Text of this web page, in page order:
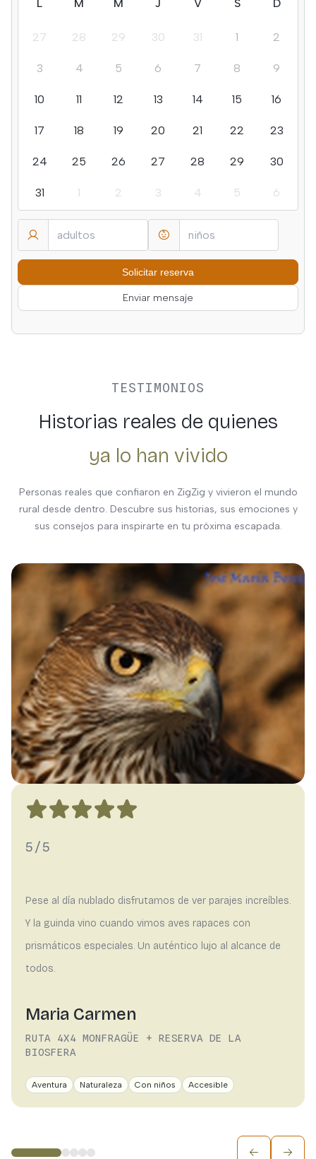
L M M J V S D
27 28 29 30 31 1 2
3 4 5 6 7 8 9
10 11 12 13 14 15 16
17 18 19 20 21 22 23
24 25 26 27 28 29 30
31 1 2 3 4 5 6
Enviar mensaje
TESTIMONIOS
Historias reales de quienes
ya lo han vivido
Personas reales que confiaron en ZigZig y vivieron el mundo
rural desde dentro. Descubre sus historias, sus emociones y
sus consejos para inspirarte en tu próxima escapada.
5/5
Pese al día nublado disfrutamos de ver parajes increíbles.
Y la guinda vino cuando vimos aves rapaces con
prismáticos especiales. Un auténtico lujo al alcance de
todos.
Maria Carmen
RUTA 4X4 MONFRAGÜE + RESERVA DE LA
BIOSFERA
Aventura Naturaleza Con niños Accesible